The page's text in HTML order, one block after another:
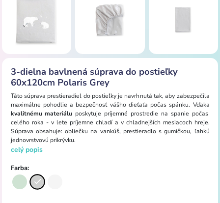
3-dielna bavlnená súprava do postieľky
60x120cm Polaris Grey
Táto súprava prestieradiel do postieľky je navrhnutá tak, aby zabezpečila
maximálne pohodlie a bezpečnosť vášho dieťaťa počas spánku. Vďaka
kvalitnému materiálu poskytuje príjemné prostredie na spanie počas
celého roka - v lete príjemne chladí a v chladnejších mesiacoch hreje.
Súprava obsahuje: obliečku na vankúš, prestieradlo s gumičkou, ľahkú
jednovrstvovú prikrývku.
celý popis
Farba: